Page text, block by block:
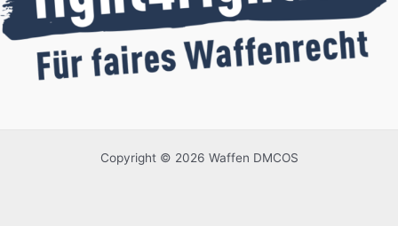
Copyright © 2026 Waffen DMCOS